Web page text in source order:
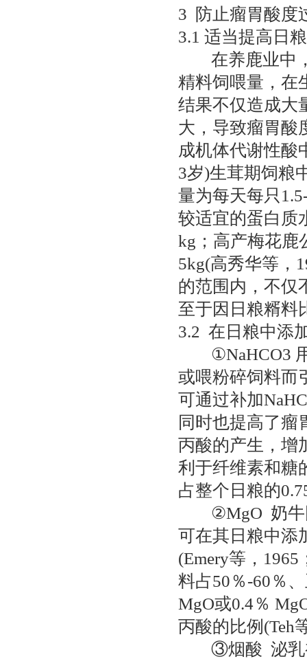
3 防止瘤胃酸度
3.1 适当提高日
在养鹿业中，
精料饲喂量，在
结果不仅造成大
大，导致瘤胃酸
成机体代谢性酸
3岁)生茸期饲粮
量为每天每只
较适宜的蛋白质
kg；高产梅花鹿
5kg(高秀华等，
的范围内，不仅
至于因日粮糈料
3.2 在日粮中添
①NaHCO3 用
或喂粉碎饲料而
可通过补加
同时也提高了瘤
丙酸的产生，增
利于纤维素和糖
占整个日粮的
②MgO 奶牛因
可在其日粮中添
(Emery等，1965
料占50％-60％
MgO或0.4％
丙酸的比例(Teh
③烟酸 泌乳初